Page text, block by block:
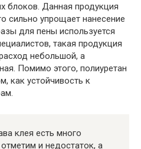
блоков. Данная продукция
сильно упрощает нанесение
для пены используется
такая продукция
небольшой, а
Помимо этого, полиуретан
как устойчивость к
клея есть много
и недостаток, а